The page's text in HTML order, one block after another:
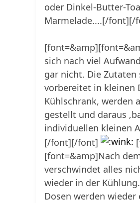
oder Dinkel-Butter-
Marmelade....[/font][/
sich nach viel
gar nicht. Die
vorbereitet in kleinen
Kühlschrank, werden
gestellt und daraus
individuellen kleinen
[/font][/font]
[font=&amp]Nach
verschwindet alles
wieder in der
Dosen werden wieder